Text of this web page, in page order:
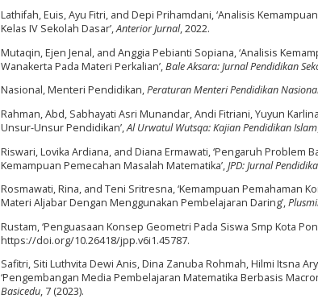
Lathifah, Euis, Ayu Fitri, and Depi Prihamdani, ‘Analisis
Kelas IV Sekolah Dasar’,Anterior Jurnal, 2022.
Mutaqin, Ejen Jenal, and Anggia Pebianti Sopiana, ‘Analisis
Wanakerta Pada Materi Perkalian’,Bale Aksara: Jurnal Pendidikan
Nasional, Menteri Pendidikan,Peraturan Menteri Pendidikan
Rahman, Abd, Sabhayati Asri Munandar, Andi Fitriani, Yuyun
Unsur-Unsur Pendidikan’,Al Urwatul Wutsqa: Kajian Pendidikan Islam
Riswari, Lovika Ardiana, and Diana Ermawati, ‘Pengaruh
Kemampuan Pemecahan Masalah Matematika’,JPD: Jurnal
Rosmawati, Rina, and Teni Sritresna, ‘Kemampuan Pemahaman
Materi Aljabar Dengan Menggunakan Pembelajaran Daring’,
Rustam, ‘Penguasaan Konsep Geometri Pada Siswa Smp Kota
https://doi.org/10.26418/jpp.v6i1.45787.
Safitri, Siti Luthvita Dewi Anis, Dina Zanuba Rohmah, Hilmi Itsna
‘Pengembangan Media Pembelajaran Matematika Berbasis
Basicedu, 7 (2023).